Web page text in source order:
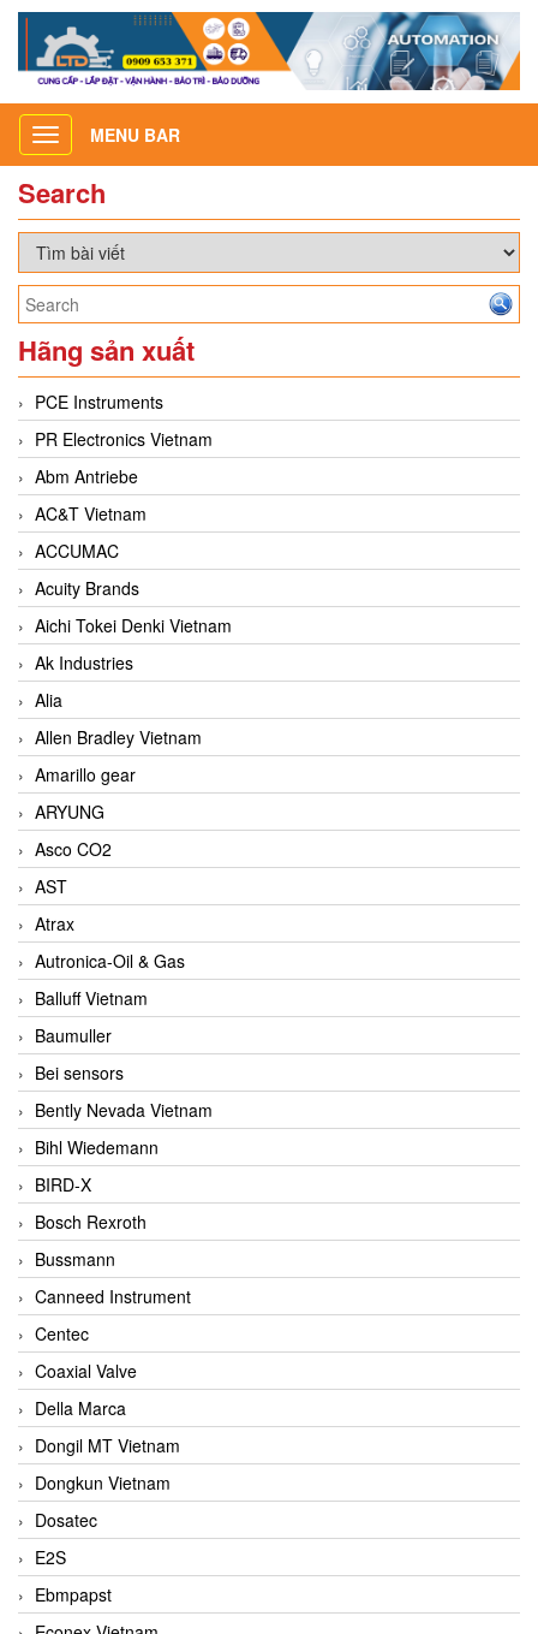
Toggle
navigation
MENU BAR
Search
Hãng sản xuất
PCE Instruments
PR Electronics Vietnam
Abm Antriebe
AC&T Vietnam
ACCUMAC
Acuity Brands
Aichi Tokei Denki Vietnam
Ak Industries
Alia
Allen Bradley Vietnam
Amarillo gear
ARYUNG
Asco CO2
AST
Atrax
Autronica-Oil & Gas
Balluff Vietnam
Baumuller
Bei sensors
Bently Nevada Vietnam
Bihl Wiedemann
BIRD-X
Bosch Rexroth
Bussmann
Canneed Instrument
Centec
Coaxial Valve
Della Marca
Dongil MT Vietnam
Dongkun Vietnam
Dosatec
E2S
Ebmpapst